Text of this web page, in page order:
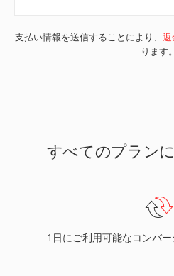
支払い情報を送信することにより、 返
ります。
すべてのプラン
1日にご利用可能なコンバ